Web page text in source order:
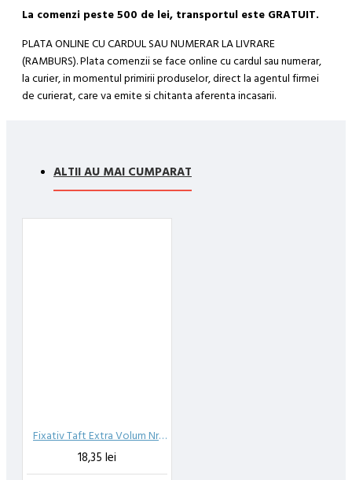
La comenzi peste 500 de lei, transportul este GRATUIT.
PLATA ONLINE CU CARDUL SAU NUMERAR LA LIVRARE
(RAMBURS). Plata comenzii se face online cu cardul sau numerar,
la curier, in momentul primirii produselor, direct la agentul firmei
de curierat, care va emite si chitanta aferenta incasarii.
compania de curierat, care va livreaza comanda în decursul a 24-
48 ore din momentul confirmarii comenzii, daca aceasta a fost
comanda a fost facuta dupa ora 12:00, sambata sau duminica ne
ALTII AU MAI CUMPARAT
Fixativ Taft Extra Volum Nr.3 250 ml
18,35 lei